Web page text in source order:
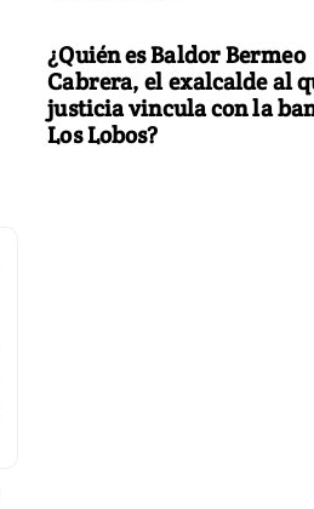
¿Quién es Baldor Bermeo
Cabrera, el exalcalde al
justicia vincula con la
Los Lobos?